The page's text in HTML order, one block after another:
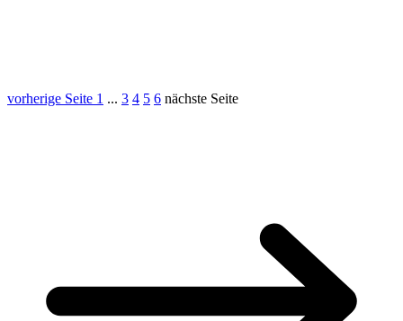
vorherige Seite 1 ... 3 4 5 6 nächste Seite